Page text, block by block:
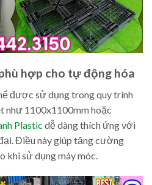
hợp cho tự động hóa
được sử dụng trong quy trình
như 1100x1100mm hoặc
Plastic dễ dàng thích ứng với
Điều này giúp tăng cường
khi sử dụng máy móc.